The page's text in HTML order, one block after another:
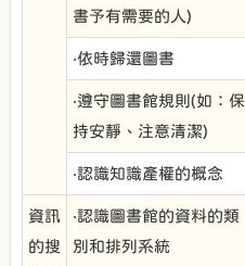
書予有需要的人)
‧依時歸還圖書
‧遵守圖書館規則(如：保
持安靜、注意清潔)
‧認識知識產權的概念
資訊
的搜
‧認識圖書館的資料的類
別和排列系統